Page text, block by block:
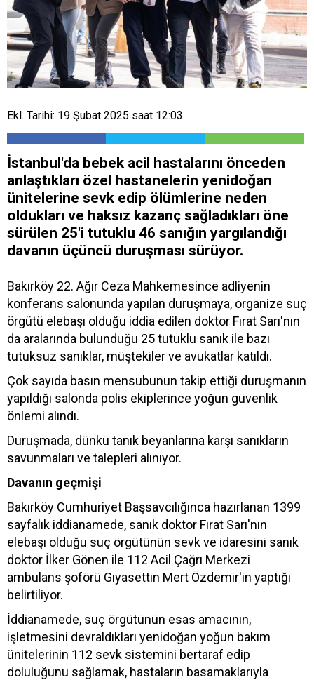
Ekl. Tarihi: 19 Şubat 2025 saat 12:03
İstanbul'da bebek acil hastalarını önceden
anlaştıkları özel hastanelerin yenidoğan
ünitelerine sevk edip ölümlerine neden
oldukları ve haksız kazanç sağladıkları öne
sürülen 25'i tutuklu 46 sanığın yargılandığı
davanın üçüncü duruşması sürüyor.
Bakırköy 22. Ağır Ceza Mahkemesince adliyenin
konferans salonunda yapılan duruşmaya, organize suç
örgütü elebaşı olduğu iddia edilen doktor Fırat Sarı'nın
da aralarında bulunduğu 25 tutuklu sanık ile bazı
tutuksuz sanıklar, müştekiler ve avukatlar katıldı.
Çok sayıda basın mensubunun takip ettiği duruşmanın
yapıldığı salonda polis ekiplerince yoğun güvenlik
önlemi alındı.
Duruşmada, dünkü tanık beyanlarına karşı sanıkların
savunmaları ve talepleri alınıyor.
Davanın geçmişi
Bakırköy Cumhuriyet Başsavcılığınca hazırlanan 1399
sayfalık iddianamede, sanık doktor Fırat Sarı'nın
elebaşı olduğu suç örgütünün sevk ve idaresini sanık
doktor İlker Gönen ile 112 Acil Çağrı Merkezi
ambulans şoförü Gıyasettin Mert Özdemir'in yaptığı
belirtiliyor.
İddianamede, suç örgütünün esas amacının,
işletmesini devraldıkları yenidoğan yoğun bakım
ünitelerinin 112 sevk sistemini bertaraf edip
doluluğunu sağlamak, hastaların basamaklarıyla